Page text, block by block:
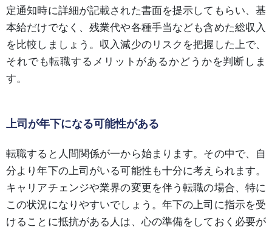
定通知時に詳細が記載された書面を提示してもらい、基
本給だけでなく、残業代や各種手当なども含めた総収入
を比較しましょう。収入減少のリスクを把握した上で、
それでも転職するメリットがあるかどうかを判断しま
す。
上司が年下になる可能性がある
転職すると人間関係が一から始まります。その中で、自
分より年下の上司がいる可能性も十分に考えられます。
キャリアチェンジや業界の変更を伴う転職の場合、特に
この状況になりやすいでしょう。年下の上司に指示を受
けることに抵抗がある人は、心の準備をしておく必要が